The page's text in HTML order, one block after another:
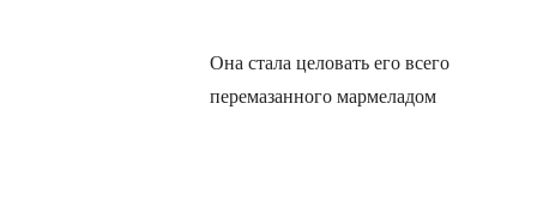
Она стала целовать его всего
перемазанного мармеладом